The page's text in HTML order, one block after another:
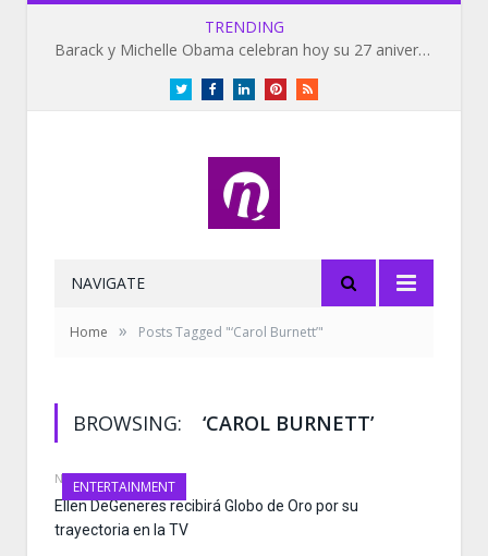
TRENDING
Barack y Michelle Obama celebran hoy su 27 aniversario de bodas
TwitterFacebookLinkedInPinterestRSS
NAVIGATE
Home » Posts Tagged "‘Carol Burnett’"
BROWSING: ‘CAROL BURNETT’
ENTERTAINMENT
NOVEMBER 4, 2019
Ellen DeGeneres recibirá Globo de Oro por su
trayectoria en la TV